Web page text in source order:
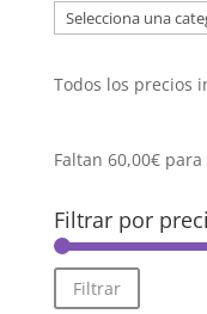
Selecciona
una
Todos los precios
Faltan 60,00€para
Filtrar por
Filtrar